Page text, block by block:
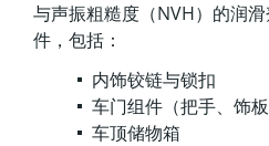
与声振粗糙度（NVH）的润
件，包括：
内饰铰链与锁扣
车门组件（把手、饰板
车顶储物箱